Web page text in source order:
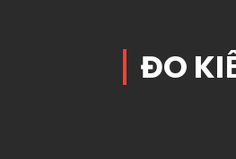
ĐO